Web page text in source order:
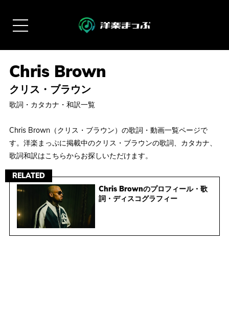
クリス・ブラウン
歌詞・カタカナ・和訳一覧
Chris Brown（クリス・ブラウン）の歌詞・動画一覧ページで
す。洋楽まっぷに掲載中のクリス・ブラウンの歌詞、カタカナ、
歌詞和訳はこちらからお探しいただけます。
RELATED
Chris Brownのプロフィール・歌
詞・ディスコグラフィー